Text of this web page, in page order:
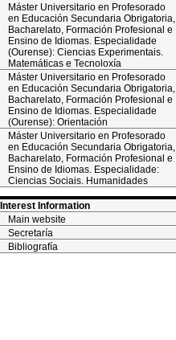
Máster Universitario en Profesorado
en Educación Secundaria Obrigatoria,
Bacharelato, Formación Profesional e
Ensino de Idiomas. Especialidade
(Ourense): Ciencias Experimentais.
Matemáticas e Tecnoloxía
Máster Universitario en Profesorado
en Educación Secundaria Obrigatoria,
Bacharelato, Formación Profesional e
Ensino de Idiomas. Especialidade
(Ourense): Orientación
Máster Universitario en Profesorado
en Educación Secundaria Obrigatoria,
Bacharelato, Formación Profesional e
Ensino de Idiomas. Especialidade:
Ciencias Sociais. Humanidades
Interest Information
Main website
Secretaría
Bibliografía